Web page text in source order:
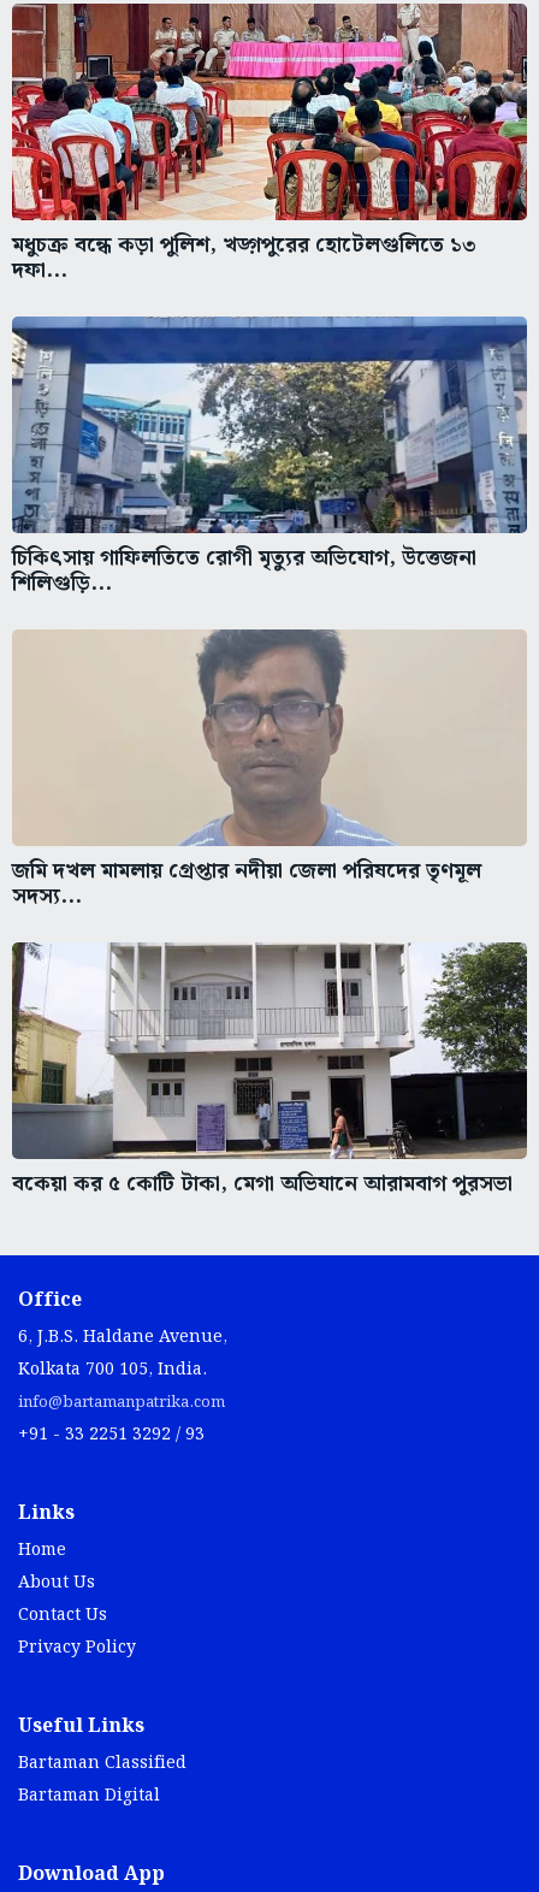
মধুচক্র বন্ধে কড়া পুলিশ, খড়্গপুরের হোটেলগুলিতে ১৩
দফা...
চিকিৎসায় গাফিলতিতে রোগী মৃত্যুর অভিযোগ, উত্তেজনা
শিলিগুড়ি...
জমি দখল মামলায় গ্রেপ্তার নদীয়া জেলা পরিষদের তৃণমূল
সদস্য...
বকেয়া কর ৫ কোটি টাকা, মেগা অভিযানে আরামবাগ পুরসভা
Office
6, J.B.S. Haldane Avenue,
Kolkata 700 105, India.
info@bartamanpatrika.com
+91 - 33 2251 3292 / 93
Links
Home
About Us
Contact Us
Privacy Policy
Useful Links
Bartaman Classified
Bartaman Digital
Download App